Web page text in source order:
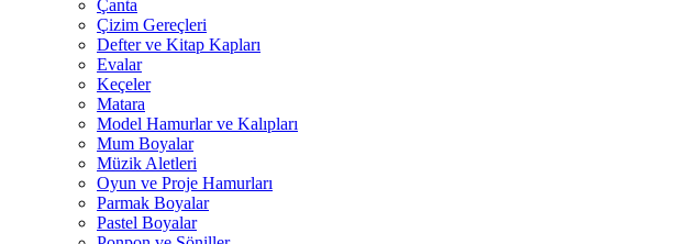
Çanta
Çizim Gereçleri
Defter ve Kitap Kapları
Evalar
Keçeler
Matara
Model Hamurlar ve Kalıpları
Mum Boyalar
Müzik Aletleri
Oyun ve Proje Hamurları
Parmak Boyalar
Pastel Boyalar